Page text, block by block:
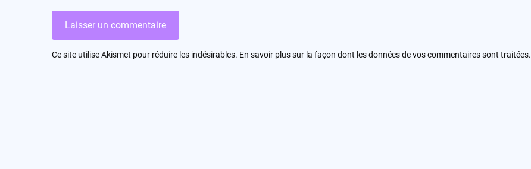
Ce site utilise Akismet pour réduire les indésirables. En savoir plus sur la façon dont les données de vos commentaires sont traitées.